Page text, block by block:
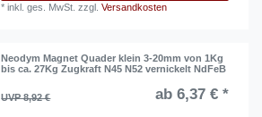
*inkl. ges. MwSt. zzgl.Versandkosten
Neodym Magnet Quader klein 3-20mm von 1Kg
bis ca. 27Kg Zugkraft N45 N52 vernickelt NdFeB
UVP 8,92 € ab 6,37 € *